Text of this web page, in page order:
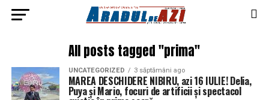
All posts tagged "prima"
UNCATEGORIZED 3 săptămâni ago
MAREA DESCHIDERE NIBIRU, azi 16 IULIE! Delia,
Puya și Mario, focuri de artificii și spectacol